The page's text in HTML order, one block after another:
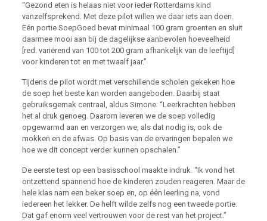
“Gezond eten is helaas niet voor ieder Rotterdams kind
vanzelfsprekend. Met deze pilot willen we daar iets aan doen.
Eén portie SoepGoed bevat minimaal 100 gram groenten en sluit
daarmee mooi aan bij de dagelijkse aanbevolen hoeveelheid
[red. variërend van 100 tot 200 gram afhankelijk van de leeftijd]
voor kinderen tot en met twaalf jaar.”
Tijdens de pilot wordt met verschillende scholen gekeken hoe
de soep het beste kan worden aangeboden. Daarbij staat
gebruiksgemak centraal, aldus Simone: “Leerkrachten hebben
het al druk genoeg. Daarom leveren we de soep volledig
opgewarmd aan en verzorgen we, als dat nodig is, ook de
mokken en de afwas. Op basis van de ervaringen bepalen we
hoe we dit concept verder kunnen opschalen.”
De eerste test op een basisschool maakte indruk. “Ik vond het
ontzettend spannend hoe de kinderen zouden reageren. Maar de
hele klas nam een beker soep en, op één leerling na, vond
iedereen het lekker. De helft wilde zelfs nog een tweede portie.
Dat gaf enorm veel vertrouwen voor de rest van het project.”